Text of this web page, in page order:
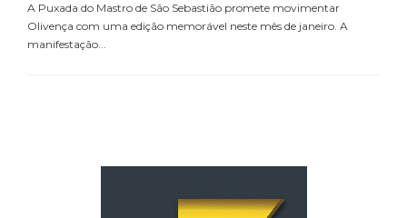
A Puxada do Mastro de São Sebastião promete movimentar
Olivença com uma edição memorável neste mês de janeiro. A
manifestação...